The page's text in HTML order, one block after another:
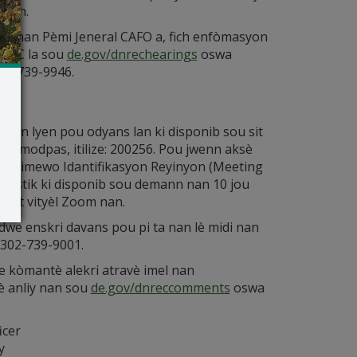
Pèmi Jeneral CAFO a, fich enfòmasyon
la sou de.gov/dnrechearings oswa
739-9946.
yon lyen pou odyans lan ki disponib sou sit
modpas, itilize: 200256. Pou jwenn aksè
Nimewo Idantifikasyon Reyinyon (Meeting
ki disponib sou demann nan 10 jou
vityèl Zoom nan.
enskri davans pou pi ta nan lè midi nan
739-9001.
kòmantè alekri atravè imel nan
anliy nan sou de.gov/dnreccomments oswa